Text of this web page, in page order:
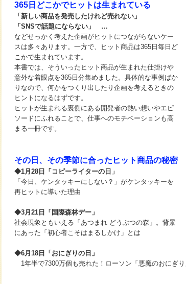
365日どこかでヒットは生まれている
「新しい商品を発売したけれど売れない」
「SNSで話題にならない」 …
などせっかく考えた企画がヒットにつながらないケー
スは多々あります。一方で、ヒット商品は365日毎日ど
こかで生まれています。
本書では、そういったヒット商品が生まれた仕掛けや
意外な着眼点を365日分集めました。具体的な事例ばか
りなので、何かをつくり出したり企画を考えるときの
ヒントになるはずです。
ヒットが生まれる裏側にある開発者の熱い想いやエピ
ソードにふれることで、仕事へのモチベーションも高
まる一冊です。
その日、その季節に合ったヒット商品の秘密
◆1月28日「コピーライターの日」
「今日、ケンタッキーにしない？」がケンタッキーを
再ヒットに導いた理由
◆3月21日「国際森林デー」
社会現象ともいえる「あつまれ どうぶつの森」。背景
にあった「初心者こそはまるしかけ」とは
◆6月18日「おにぎりの日」
1年半で7300万個も売れた！ローソン「悪魔のおにぎ